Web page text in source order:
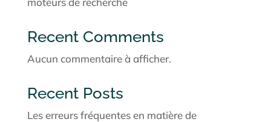
Recent Comments
Aucun commentaire à afficher.
Recent Posts
Les erreurs fréquentes en matière de